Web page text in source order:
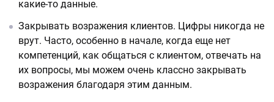
какие-то данные.
Закрывать возражения клиентов. Цифры никогда не
врут. Часто, особенно в начале, когда еще нет
компетенций, как общаться с клиентом, отвечать на
их вопросы, мы можем очень классно закрывать
возражения благодаря этим данным.